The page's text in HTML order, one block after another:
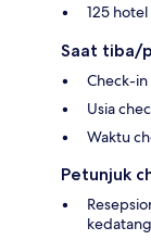
125 hotel
Saat tiba/
Check-in
Usia
Waktu
Petunjuk